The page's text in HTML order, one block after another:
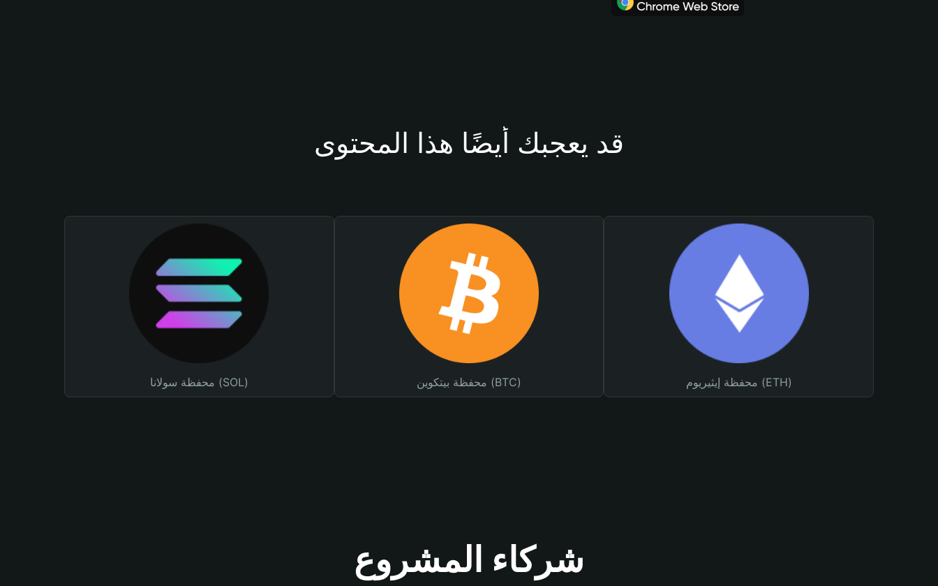
قد يعجبك أيضًا هذا المحتوى
محفظة سولانا (SOL) محفظة بيتكوين (BTC) محفظة إيثيريوم (ETH)
شركاء المشروع